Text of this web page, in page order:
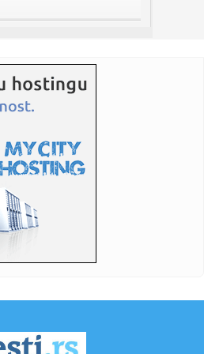
pita policiju: Kako je moj ukradeni telefon
od vreline za Novosađane
tima Beograda u otvorenom
put Beograd - Zrenjanin - Novi Sad
u Srbiji: Do 38 stepeni, pa nagli